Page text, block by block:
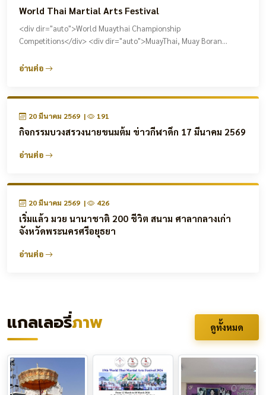
World Thai Martial Arts Festival
<div dir="auto">World Muaythai Championship
Competitions</div> <div dir="auto">MuayThai, Muay Boran...
อ่านต่อ
20 มีนาคม 2569 | 191
กิจกรรมบวงสรวงนายขนมต้ม ข่าวกีฬาดึก 17 มีนาคม 2569
อ่านต่อ
20 มีนาคม 2569 | 426
เริ่มแล้ว มวย นานาชาติ 200 ชีวิต สนาม ศาลากลางเก่า
จังหวัดพระนครศรีอยุธยา
อ่านต่อ
แกลเลอรี่ภาพ ดูทั้งหมด